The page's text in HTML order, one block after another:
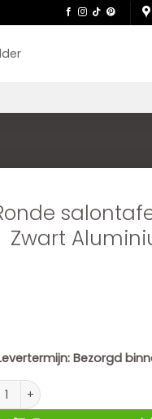
Zwart
Bezorgd
salontafel set Luna Zwart